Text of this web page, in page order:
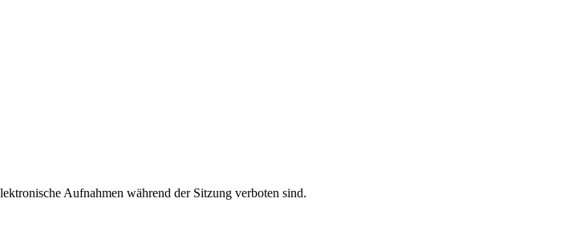
Aufnahmen während der Sitzung verboten sind.